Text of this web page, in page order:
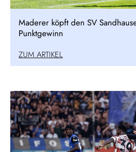
Maderer köpft den SV
Punktgewinn
ZUM ARTIKEL